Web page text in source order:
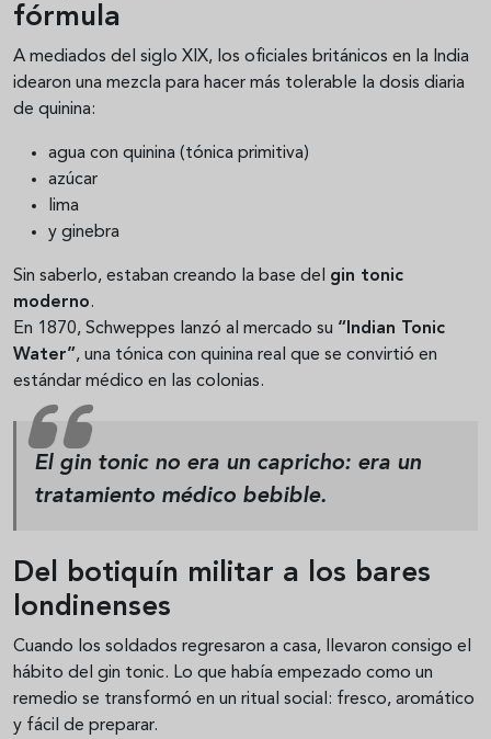
fórmula
A mediados del siglo XIX, los oficiales británicos en la India
idearon una mezcla para hacer más tolerable la dosis diaria
de quinina:
agua con quinina (tónica primitiva)
azúcar
lima
y ginebra
Sin saberlo, estaban creando la base del gin tonic
moderno.
En 1870, Schweppes lanzó al mercado su “Indian Tonic
Water”, una tónica con quinina real que se convirtió en
estándar médico en las colonias.
El gin tonic no era un capricho: era un
tratamiento médico bebible.
Del botiquín militar a los bares
londinenses
Cuando los soldados regresaron a casa, llevaron consigo el
hábito del gin tonic. Lo que había empezado como un
remedio se transformó en un ritual social: fresco, aromático
y fácil de preparar.